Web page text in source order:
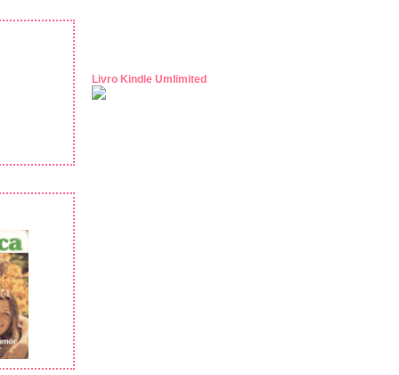
Livro Kindle Umlimited